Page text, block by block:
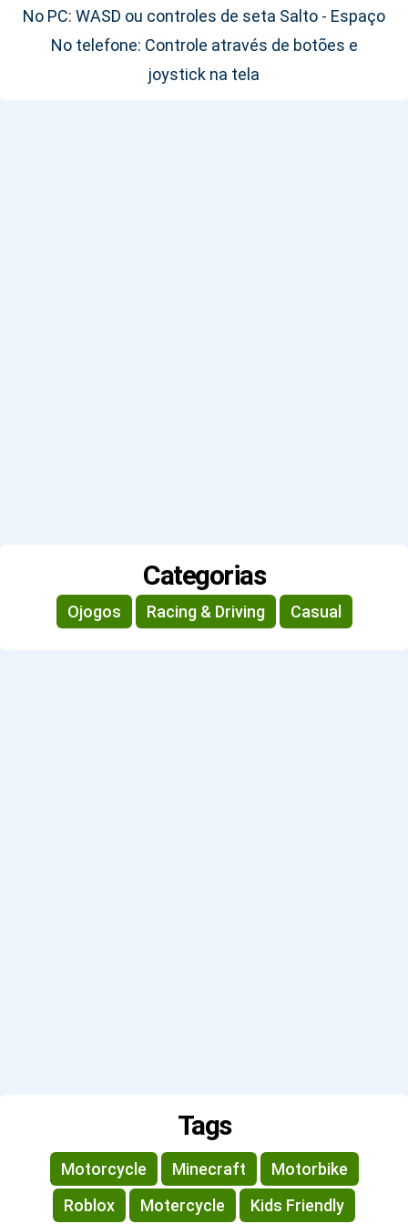
No PC: WASD ou controles de seta Salto - Espaço
No telefone: Controle através de botões e
joystick na tela
Categorias
Ojogos Racing & Driving Casual
Tags
Motorcycle Minecraft
Motorbike
Roblox
Motercycle
Kids Friendly